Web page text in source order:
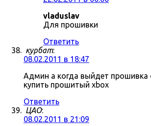
vladuslav
Для прошивки
Ответить
курбат:
08.02.2011 в 18:47
Админ а когда выйдет прошивка
купить прошитый xbox
Ответить
ЦАО:
08.02.2011 в 21:09